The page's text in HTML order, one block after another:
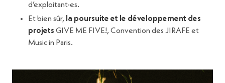
d’exploitant·es.
Et bien sûr, la poursuite et le développement des
projets GIVE ME FIVE!, Convention des JIRAFE et
Music in Paris.